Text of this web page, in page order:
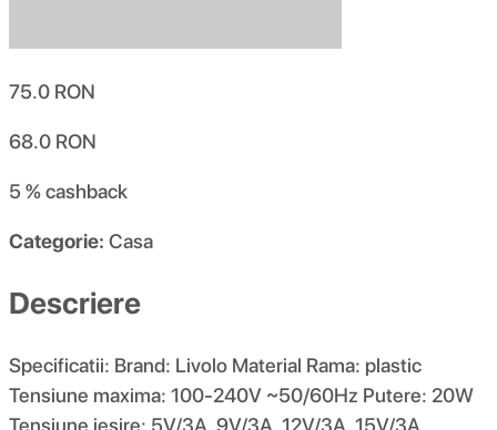
75.0 RON
68.0 RON
5 %cashback
Categorie: Casa
Descriere
Specificatii: Brand: Livolo Material Rama: plastic
Tensiune maxima: 100-240V ~50/60Hz Putere: 20W
Tensiune iesire: 5V/3A, 9V/3A, 12V/3A, 15V/3A,